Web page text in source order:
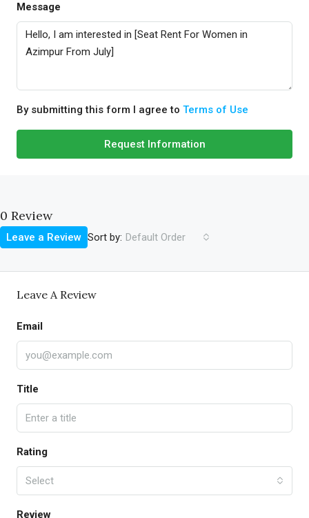
Message
By submitting this form I agree to Terms of Use
Request Information
0 Review
Sort by: Default Order
Leave a Review
Leave A Review
Email
Title
Rating
Select
Review